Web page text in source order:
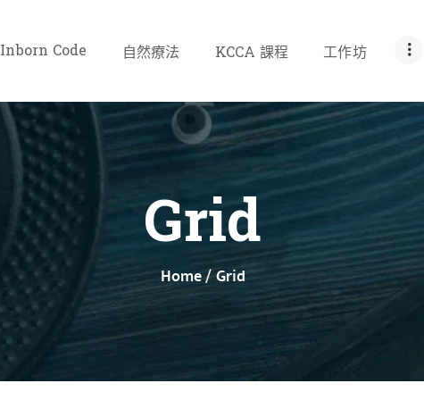
Inborn Code 自然療法 KCCA 課程 工作坊
Grid
Home Grid
INBORN CODE
自然療法
KCCA 課程
工作坊
聯絡我們
SHOP